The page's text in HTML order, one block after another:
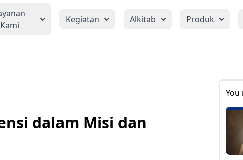
Kami
Kegiatan Alkitab Produk
dalam Misi dan
You